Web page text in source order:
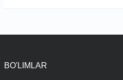
BO'LIMLAR